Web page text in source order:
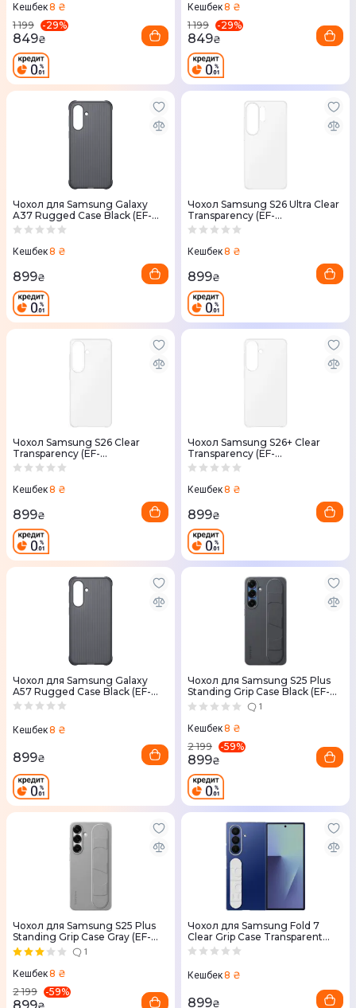
Кешбек8 ₴
1 199
-29%
849₴
Кешбек8 ₴
1 199
-29%
849₴
Чохол для Samsung Galaxy
A37 Rugged Case Black (EF-
RA376CBEGWW)
Кешбек8 ₴
899₴
Чохол Samsung S26 Ultra Clear
Transparency (EF-
QS948CTEGWW)
Кешбек8 ₴
899₴
Чохол Samsung S26 Clear
Transparency (EF-
QS942CTEGWW)
Кешбек8 ₴
899₴
Чохол Samsung S26+ Clear
Transparency (EF-
QS947CTEGWW)
Кешбек8 ₴
899₴
Чохол для Samsung Galaxy
A57 Rugged Case Black (EF-
RA576CBEGWW)
Кешбек8 ₴
899₴
Чохол для Samsung S25 Plus
Standing Grip Case Black (EF-
GS936CBEGWW)
1
Кешбек8 ₴
2 199
-59%
899₴
Чохол для Samsung S25 Plus
Standing Grip Case Gray (EF-
GS936CJEGWW)
1
Кешбек8 ₴
2 199
-59%
Чохол для Samsung Fold 7
Clear Grip Case Transparent
(EF-QF966CTEGUA)
Кешбек8 ₴
899₴